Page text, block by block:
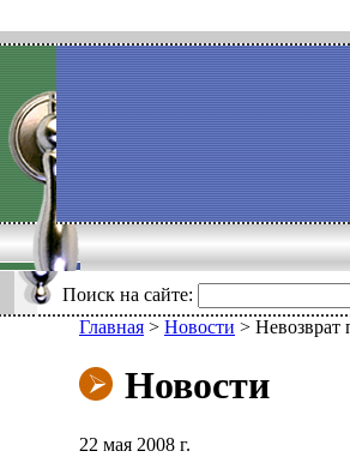
Поиск на сайте:
Главная > Новости > Невозврат
Новости
22 мая 2008 г.